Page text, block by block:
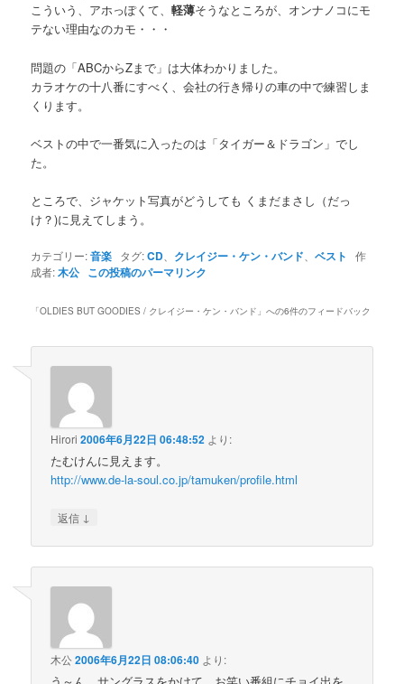
こういう、アホっぽくて、軽薄そうなところが、オンナノコにモ
テない理由なのカモ・・・
問題の「ABCからZまで」は大体わかりました。
カラオケの十八番にすべく、会社の行き帰りの車の中で練習しま
くります。
ベストの中で一番気に入ったのは「タイガー＆ドラゴン」でし
た。
ところで、ジャケット写真がどうしても くまだまさし（だっ
け？)に見えてしまう。
カテゴリー:音楽 タグ:CD クレイジー・ケン・バンド 、ベスト
作
成者:木公 この投稿のパーマリンク
「OLDIES BUT GOODIES / クレイジー・ケン・バンド 」への6件のフィードバック
Hirori 2006年6月22日 06:48:52 より:
たむけんに見えます。
http://www.de-la-soul.co.jp/tamuken/profile.html
返信 ↓
木公2006年6月22日 08:06:40 より:
う～ん、サングラスをかけて、お笑い番組にチョイ出を